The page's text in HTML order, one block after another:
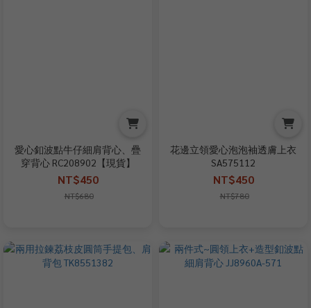
愛心釦波點牛仔細肩背心、疊
穿背心 RC208902【現貨】
NT$450
NT$680
花邊立領愛心泡泡袖透膚上衣
SA575112
NT$450
NT$780